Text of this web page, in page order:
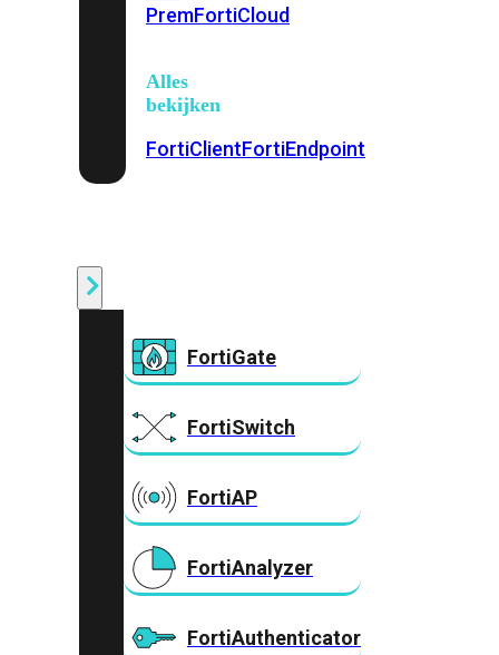
PremFortiCloud
Alles
bekijken
FortiClientFortiEndpoint
FortiGate
FortiSwitch
FortiAP
FortiAnalyzer
FortiAuthenticator